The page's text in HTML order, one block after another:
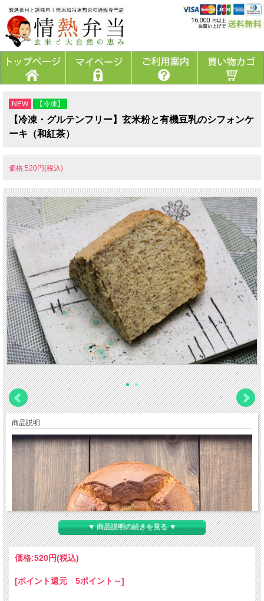
NEW 【冷凍】
【冷凍・グルテンフリー】玄米粉と有機豆乳のシフォンケ
ーキ（和紅茶）
価格:520円(税込)
商品説明
▼ 商品説明の続きを見る ▼
価格:520円(税込)
[ポイント還元 5ポイント～]